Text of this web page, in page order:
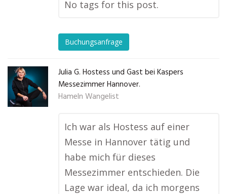
No tags for this post.
Buchungsanfrage
Julia G. Hostess und Gast bei Kaspers
Messezimmer Hannover.
Hameln Wangelist
Ich war als Hostess auf einer
Messe in Hannover tätig und
habe mich für dieses
Messezimmer entschieden. Die
Lage war ideal, da ich morgens